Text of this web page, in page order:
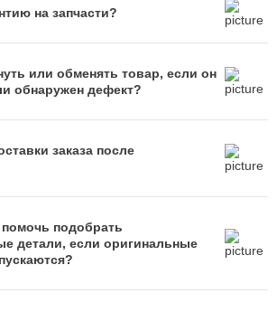
на запчасти?
или обменять товар, если он
обнаружен дефект?
заказа после
подобрать
детали, если оригинальные